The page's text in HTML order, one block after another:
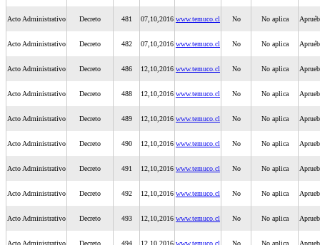
Acto Administrativo Decreto 481 07,10,2016 www.temuco.cl No No aplica
Acto Administrativo Decreto 482 07,10,2016 www.temuco.cl No No aplica
Acto Administrativo Decreto 486 12,10,2016 www.temuco.cl No No aplica
Acto Administrativo Decreto 488 12,10,2016 www.temuco.cl No No aplica
Acto Administrativo Decreto 489 12,10,2016 www.temuco.cl No No aplica
Acto Administrativo Decreto 490 12,10,2016 www.temuco.cl No No aplica
Acto Administrativo Decreto 491 12,10,2016 www.temuco.cl No No aplica
Acto Administrativo Decreto 492 12,10,2016 www.temuco.cl No No aplica
Acto Administrativo Decreto 493 12,10,2016 www.temuco.cl No No aplica
Acto Administrativo Decreto 494 12,10,2016 www.temuco.cl No No aplica